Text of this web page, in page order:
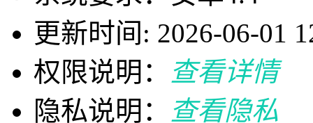
更新时间: 2026-06-01
权限说明：
查看详情
隐私说明：
查看隐私